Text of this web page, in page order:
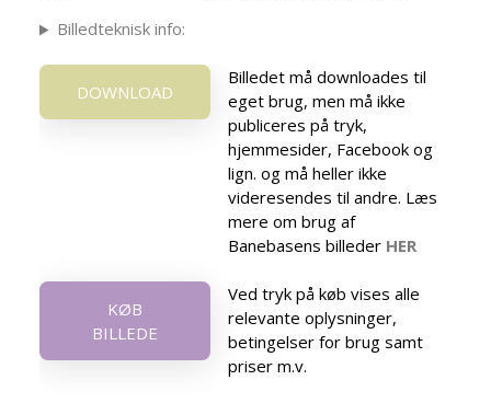
Billedteknisk info:
DOWNLOAD
Billedet må downloades til
eget brug, men må ikke
publiceres på tryk,
hjemmesider, Facebook og
lign. og må heller ikke
videresendes til andre. Læs
mere om brug af
Banebasens billeder HER
KØB
BILLEDE
Ved tryk på køb vises alle
relevante oplysninger,
betingelser for brug samt
priser m.v.